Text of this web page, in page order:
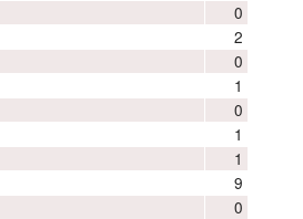
0
2
0
1
0
1
1
9
0